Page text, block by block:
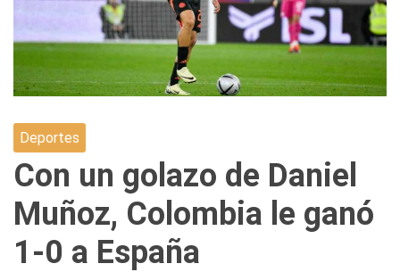
Deportes
Con un golazo de Daniel
Muñoz, Colombia le ganó
1-0 a España